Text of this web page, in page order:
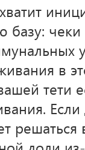
базу:
в
тети